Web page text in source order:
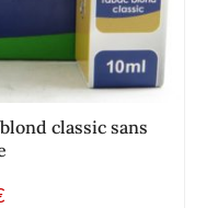
classic sans